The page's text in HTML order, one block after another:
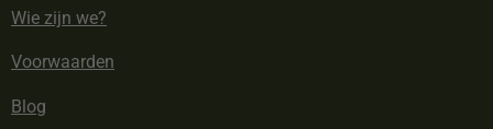
Wie zijn we?
Voorwaarden
Blog